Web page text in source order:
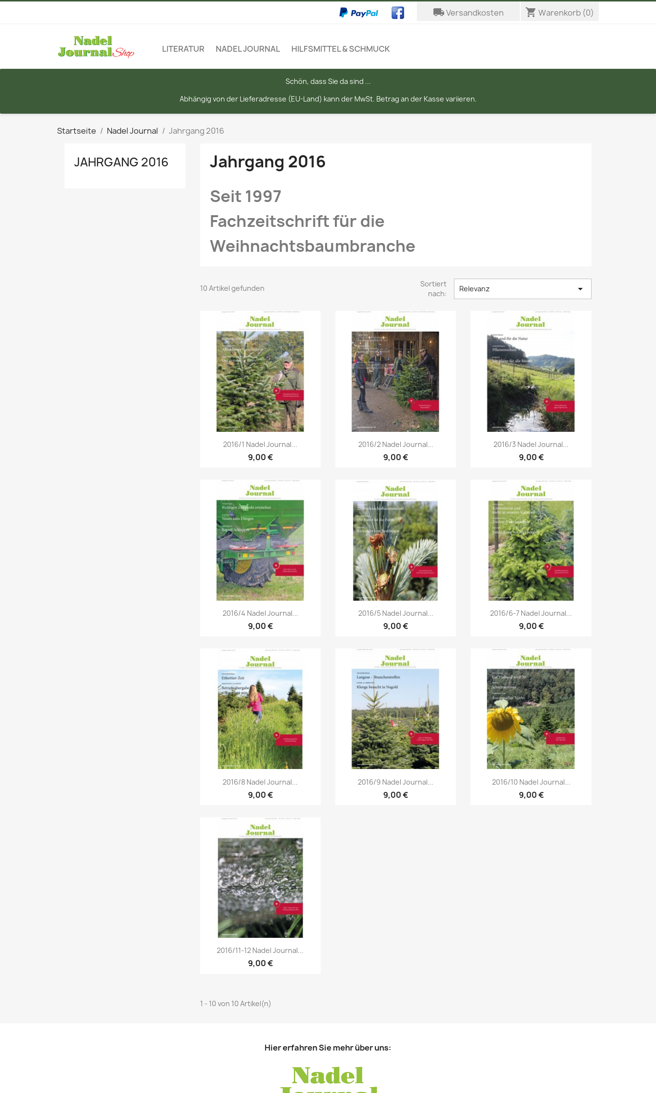
local_shippingVersandkosten shopping_cart Warenkorb (0)
LITERATUR NADEL JOURNAL HILFSMITTEL & SCHMUCK
Schön, dass Sie da sind ...
Abhängig von der Lieferadresse (EU-Land) kann der MwSt. Betrag an der Kasse variieren.
Startseite Nadel Journal Jahrgang 2016
JAHRGANG 2016
Jahrgang 2016
Seit 1997
Fachzeitschrift für die
Weihnachtsbaumbranche
10 Artikel gefunden
Sortiert
nach:
Relevanz 
Vorschau
2016/1 Nadel Journal...
9,00 €
Vorschau
2016/2 Nadel Journal...
9,00 €
Vorschau
2016/3 Nadel Journal...
9,00 €
Vorschau
2016/4 Nadel Journal...
9,00 €
Vorschau
2016/5 Nadel Journal...
9,00 €
Vorschau
2016/6-7 Nadel Journal...
9,00 €
Vorschau
2016/8 Nadel Journal...
9,00 €
Vorschau
2016/9 Nadel Journal...
9,00 €
 Vorschau
2016/10 Nadel Journal...
9,00 €
Vorschau
2016/11-12 Nadel Journal...
9,00 €
1 - 10 von 10 Artikel(n)
Hier erfahren Sie mehr über uns: